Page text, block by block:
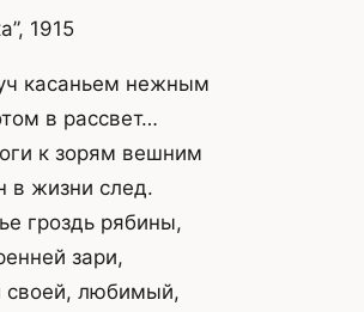
1915
касаньем нежным
в рассвет…
к зорям вешним
в жизни след.
гроздь рябины,
зари,
своей, любимый,